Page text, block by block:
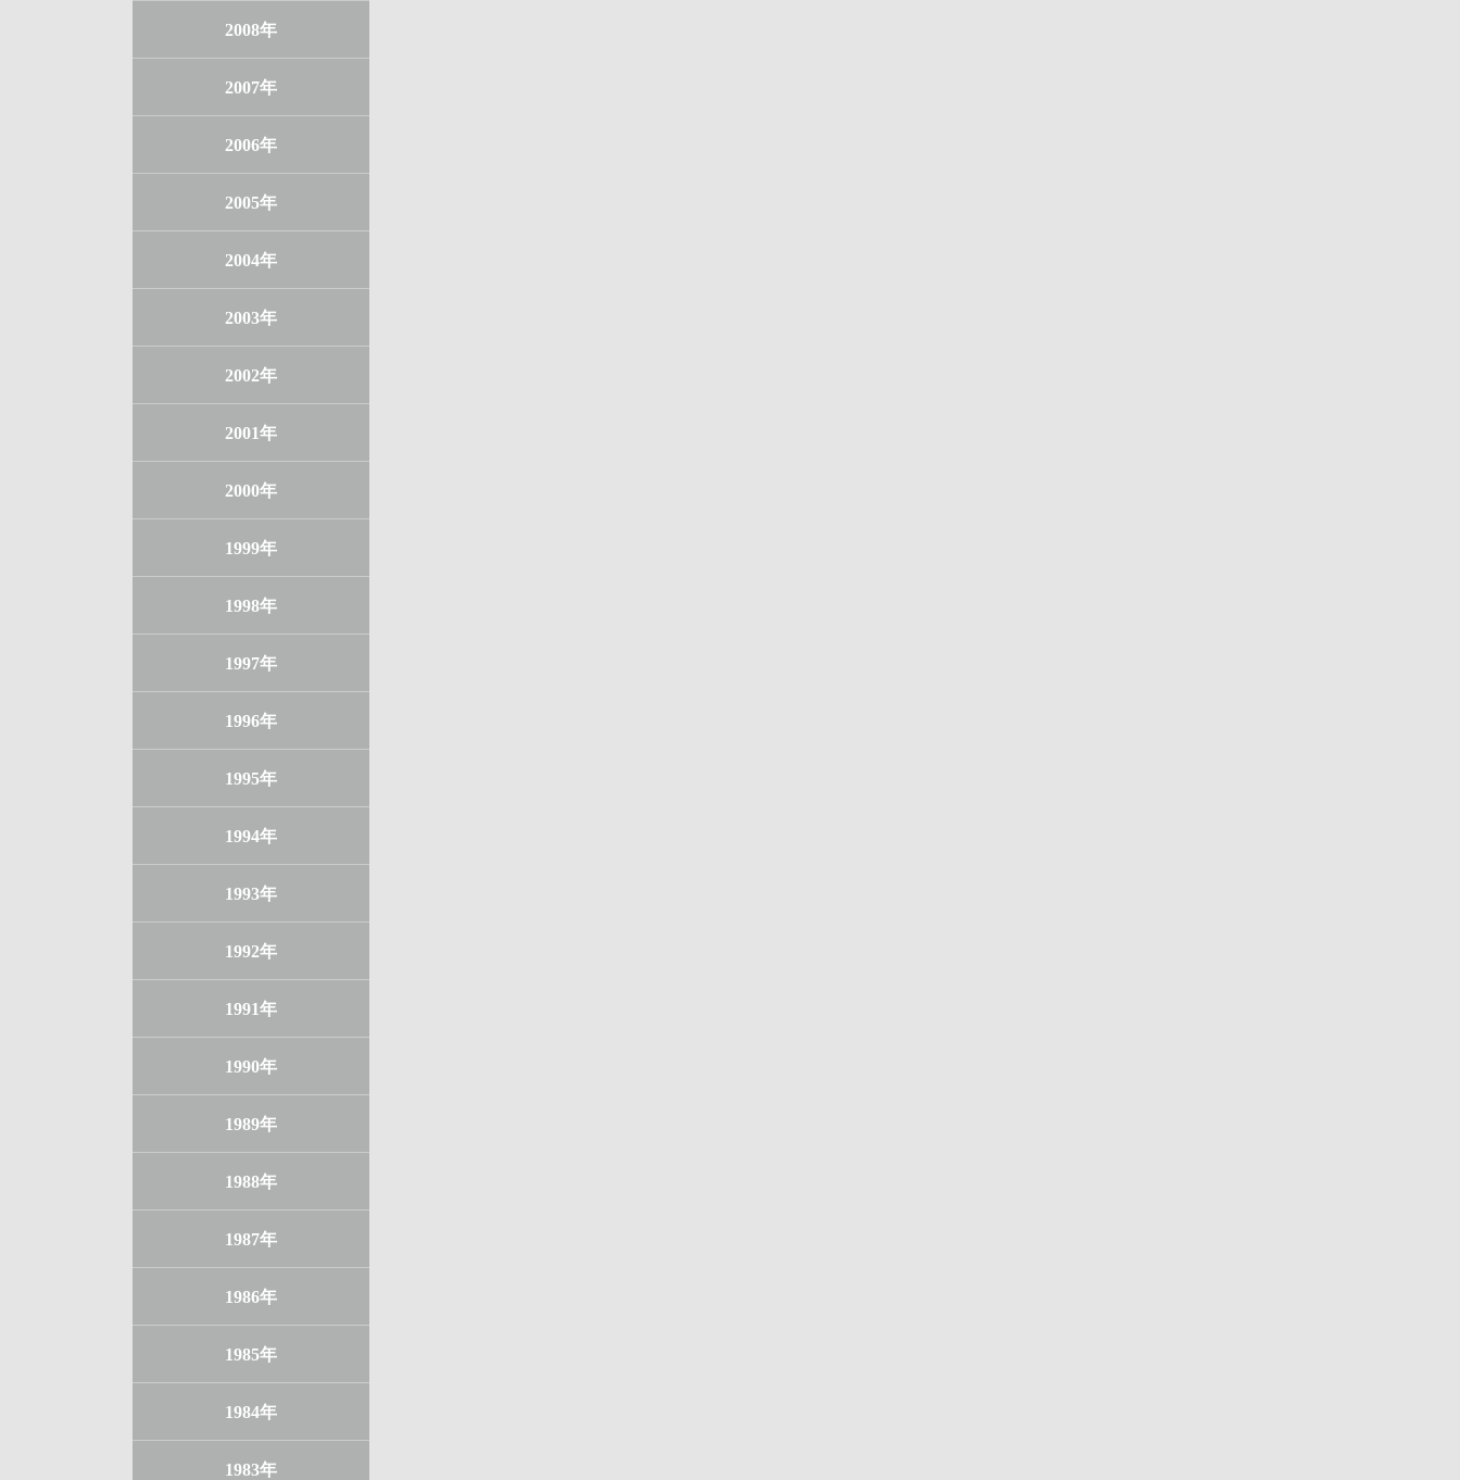
2008年
2007年
2006年
2005年
2004年
2003年
2002年
2001年
2000年
1999年
1998年
1997年
1996年
1995年
1994年
1993年
1992年
1991年
1990年
1989年
1988年
1987年
1986年
1985年
1984年
1983年